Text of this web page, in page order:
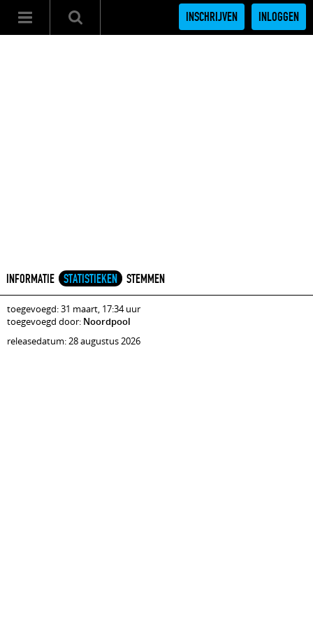
INSCHRIJVEN INLOGGEN
INFORMATIE STATISTIEKEN STEMMEN
toegevoegd: 31 maart, 17:34 uur
toegevoegd door: Noordpool
releasedatum: 28 augustus 2026